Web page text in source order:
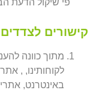
פי שיקול הדעת
קישורים
מתוך כוונה
לקוחותינו, ,
באינטרנט,